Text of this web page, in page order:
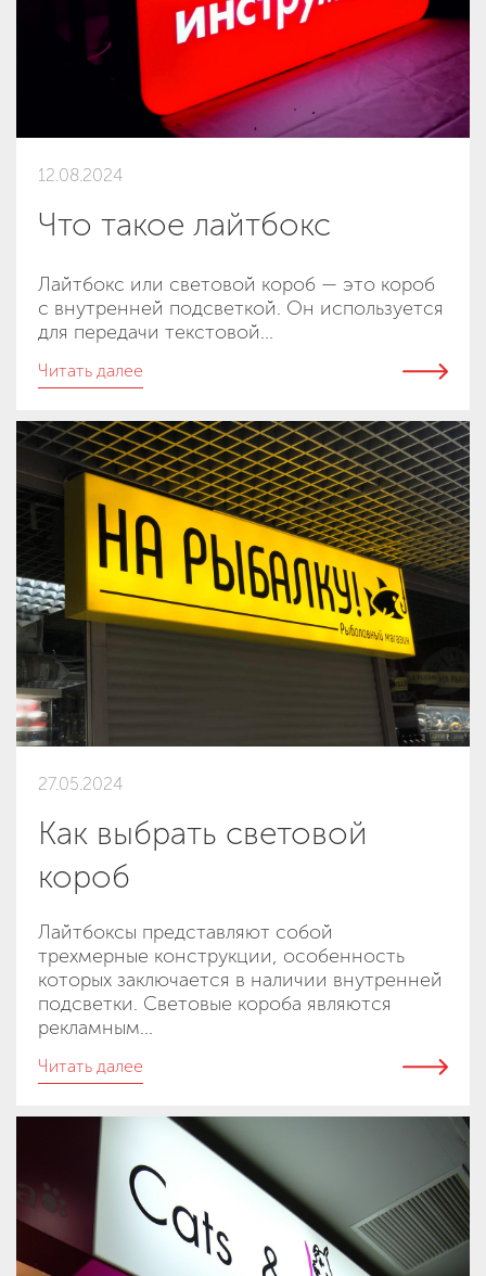
12.08.2024
Что такое лайтбокс
Лайтбокс или световой короб — это короб
с внутренней подсветкой. Он используется
для передачи текстовой...
Читать далее
27.05.2024
Как выбрать световой
короб
Лайтбоксы представляют собой
трехмерные конструкции, особенность
которых заключается в наличии внутренней
подсветки. Световые короба являются
рекламным...
Читать далее